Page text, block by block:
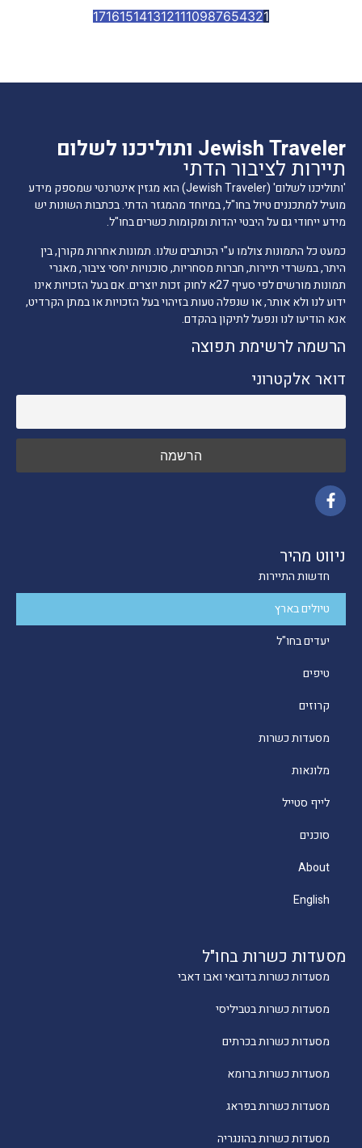
1
2
3
4
5
6
7
8
9
10
11
12
13
14
15
16
17
מסעדות כשרות בחו"ל
מסעדות כשרות בדובאי ואבו דאבי
מסעדות כשרות בטביליסי
מסעדות כשרות בכרתים
מסעדות כשרות ברומא
מסעדות כשרות בפראג
מסעדות כשרות בהונגריה
ניווט מהיר
חדשות התיירות
טיולים בארץ
יעדים בחו"ל
טיפים
קרוזים
מסעדות כשרות
מלונאות
לייף סטייל
סוכנים
About
English
Jewish Traveler ותוליכנו לשלום
תיירות לציבור הדתי
'ותוליכנו לשלום' (Jewish Traveler) הוא מגזין אינטרנטי שמספק מידע
מועיל למתכננים טיול בחו"ל, במיוחד מהמגזר הדתי. בכתבות השונות יש
מידע ייחודי גם על היבטי יהדות ומקומות כשרים בחו"ל.
כמעט כל התמונות צולמו ע"י הכותבים שלנו. תמונות אחרות מקורן, בין
היתר, במשרדי תיירות, חברות מסחריות, סוכנויות יחסי ציבור, מאגרי
תמונות מורשים לפי סעיף 27א לחוק זכות יוצרים. אם בעל הזכויות אינו
ידוע לנו ולא אותר, או שנפלה טעות בזיהוי בעל הזכויות או במתן הקרדיט,
אנא הודיעו לנו ונפעל לתיקון בהקדם.
הרשמה לרשימת תפוצה
דואר אלקטרוני